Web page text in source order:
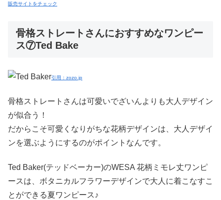
販売サイトをチェック
骨格ストレートさんにおすすめなワンピー
ス⑦Ted Bake
引用：zozo.jp
骨格ストレートさんは可愛いでざいんよりも大人デザイン
が似合う！
だからこそ可愛くなりがちな花柄デザインは、大人デザイ
ンを選ぶようにするのがポイントなんです。
Ted Baker(テッドベーカー)のWESA 花柄ミモレ丈ワンピ
ースは、ボタニカルフラワーデザインで大人に着こなすこ
とができる夏ワンピース♪